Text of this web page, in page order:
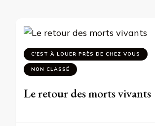
C'EST À LOUER PRÈS DE CHEZ VOUS
NON CLASSÉ
Le retour des morts vivants